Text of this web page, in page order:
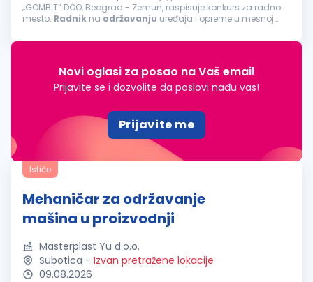
„GOMBIT“ DOO, Beograd - Zemun, raspisuje konkurs za radno
mesto: Radnik na održavanju uređaja i opreme u mesnoj
Novi oglasi za posao na Vaš email
Prijavite se i dozvolite da poslovi nađu vas!
Prijavite me
Ističe
Mehaničar za održavanje
mašina u proizvodnji
Masterplast Yu d.o.o.
Subotica - Izvan pretražene lokacije
09.08.2026